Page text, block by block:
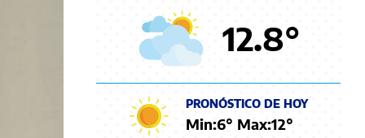
12.8°
PRONÓSTICO DE HOY
Min:6° Max:12°